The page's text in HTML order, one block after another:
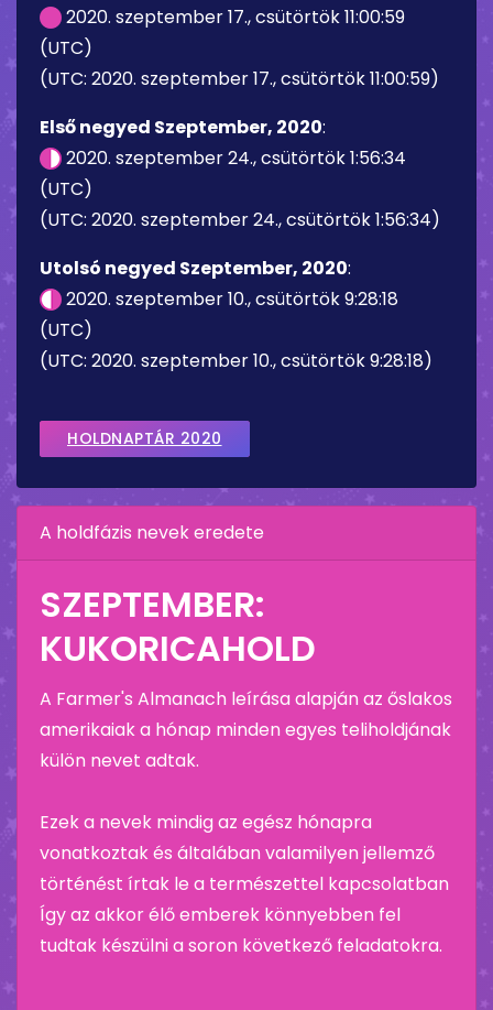
2020. szeptember 17., csütörtök 11:00:59
(UTC)
(UTC: 2020. szeptember 17., csütörtök 11:00:59)
Első negyed Szeptember, 2020:
2020. szeptember 24., csütörtök 1:56:34
(UTC)
(UTC: 2020. szeptember 24., csütörtök 1:56:34)
Utolsó negyed Szeptember, 2020:
2020. szeptember 10., csütörtök 9:28:18
(UTC)
(UTC: 2020. szeptember 10., csütörtök 9:28:18)
HOLDNAPTÁR 2020
A holdfázis nevek eredete
SZEPTEMBER:
KUKORICAHOLD
A Farmer's Almanach leírása alapján az őslakos
amerikaiak a hónap minden egyes teliholdjának
külön nevet adtak.
Ezek a nevek mindig az egész hónapra
vonatkoztak és általában valamilyen jellemző
történést írtak le a természettel kapcsolatban
Így az akkor élő emberek könnyebben fel
tudtak készülni a soron következő feladatokra.